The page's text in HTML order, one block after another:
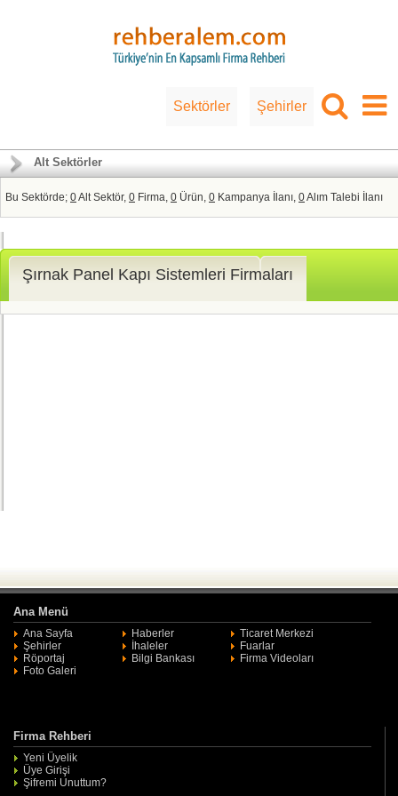
Sektörler Şehirler
Alt Sektörler
Bu Sektörde; 0Alt Sektör, 0 Firma, 0 Ürün, 0 Kampanya İlanı, 0Alım Talebi İlanı
Şırnak Panel Kapı Sistemleri Firmaları
Ana Menü
Ana Sayfa Haberler
Ticaret Merkezi
Şehirler
İhaleler
Fuarlar
Röportaj
Bilgi Bankası
Firma Videoları
Foto Galeri
Firma Rehberi
Yeni Üyelik
Üye Girişi
Şifremi Unuttum?